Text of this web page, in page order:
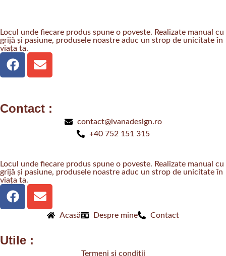
Locul unde fiecare produs spune o poveste. Realizate manual cu
grijă și pasiune, produsele noastre aduc un strop de unicitate în
viața ta.
Contact :
contact@ivanadesign.ro
+40 752 151 315
Locul unde fiecare produs spune o poveste. Realizate manual cu
grijă și pasiune, produsele noastre aduc un strop de unicitate în
viața ta.
Acasă Despre mine Contact
Utile :
Termeni și condiții